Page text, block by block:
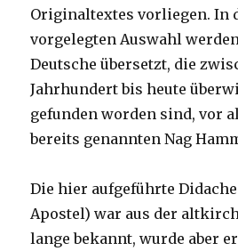
Originaltextes vorliegen. In
vorgelegten Auswahl
Deutsche übersetzt, die
Jahrhundert bis heute
gefunden worden sind, vor
bereits genannten Nag
Die hier aufgeführte
Apostel) war aus der
lange bekannt, wurde aber